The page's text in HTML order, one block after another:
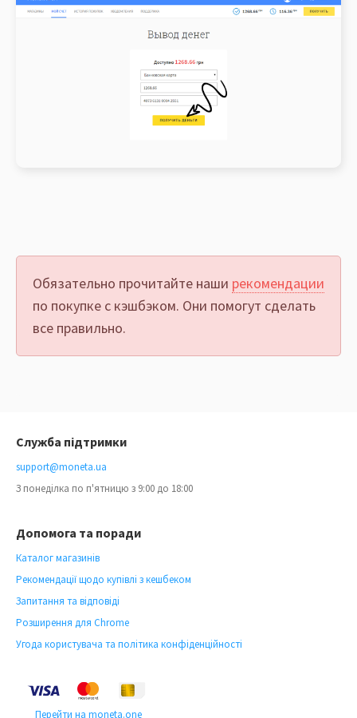
Обязательно прочитайте наши рекомендации
по покупке с кэшбэком. Они помогут сделать
все правильно.
Допомога та поради
Каталог магазинів
Рекомендації щодо купівлі з кешбеком
Запитання та відповіді
Розширення для Chrome
Угода користувача та політика конфіденційності
Служба підтримки
support@moneta.ua
З понеділка по п'ятницю з 9:00 до 18:00
Перейти на moneta.one